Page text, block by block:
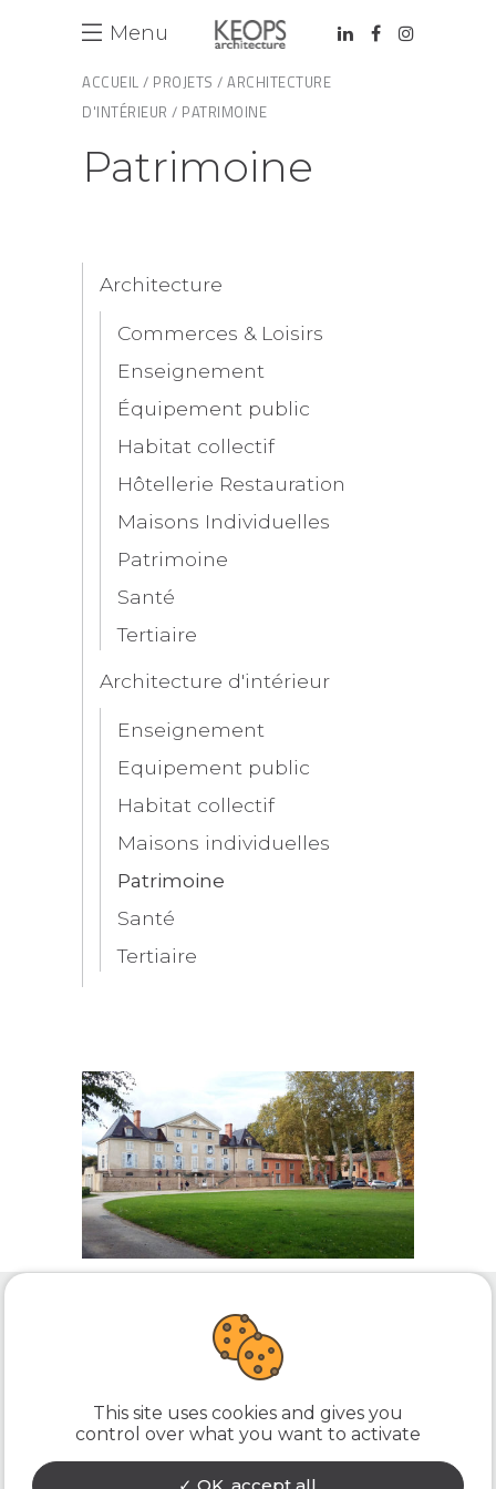
Menu
ACCUEIL / PROJETS / ARCHITECTURE
D'INTÉRIEUR / PATRIMOINE
Patrimoine
Architecture
Commerces & Loisirs
Enseignement
Équipement public
Habitat collectif
Hôtellerie Restauration
Maisons Individuelles
Patrimoine
Santé
Tertiaire
Architecture d'intérieur
Enseignement
Equipement public
Habitat collectif
Maisons individuelles
Patrimoine
Santé
Tertiaire
L’AGENCE
ACTUALITÉS CONTACT
KEOPS architecture
86 bd Baron du Marais - 42300 Roanne
This site uses cookies and gives you
control over what you want to activate